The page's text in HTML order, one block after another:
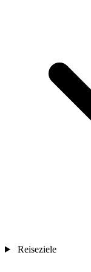
Reiseziele